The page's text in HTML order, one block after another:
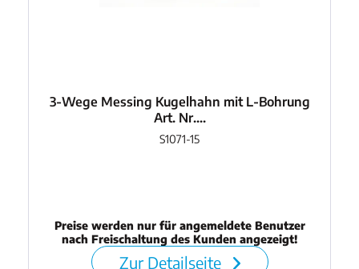
3-Wege Messing Kugelhahn mit L-Bohrung
Art. Nr....
S1071-15
Preise werden nur für angemeldete Benutzer
nach Freischaltung des Kunden angezeigt!
Zur Detailseite